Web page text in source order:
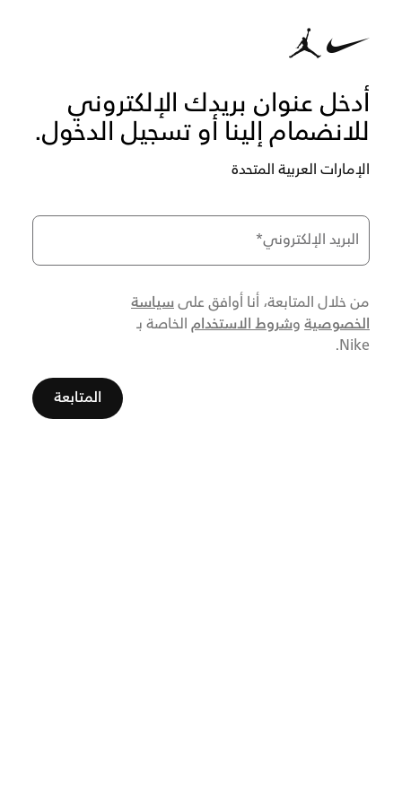
أدخل عنوان بريدك الإلكتروني
للانضمام إلينا أو تسجيل الدخول.
الإمارات العربية المتحدة
البريد الإلكتروني*
من خلال المتابعة، أنا أوافق علىسياسة
الخصوصية وشروط الاستخدام الخاصة بـ
Nike.
المتابعة